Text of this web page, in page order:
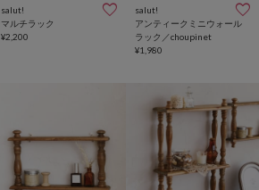
salut!
マルチラック
¥2,200
salut!
アンティークミニウォール
ラック／choupinet
¥1,980